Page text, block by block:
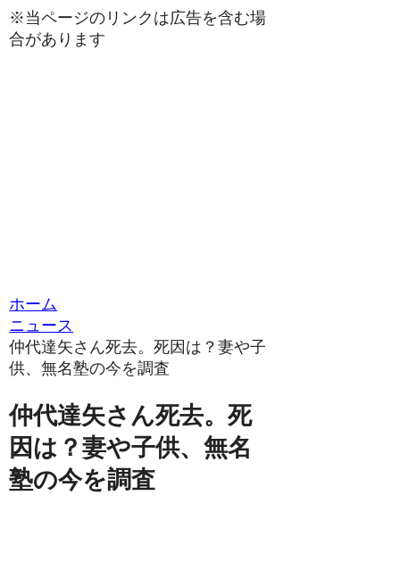
※当ページのリンクは広告を含む場
合があります
ホーム
ニュース
仲代達矢さん死去。死因は？妻や子
供、無名塾の今を調査
仲代達矢さん死去。死
因は？妻や子供、無名
塾の今を調査